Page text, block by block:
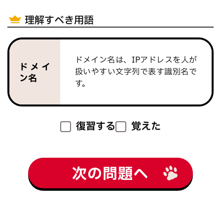
理解すべき用語
ドメイ
ン名
ドメイン名は、IPアドレスを人が
扱いやすい文字列で表す識別名で
す。
復習する 覚えた
次の問題へ